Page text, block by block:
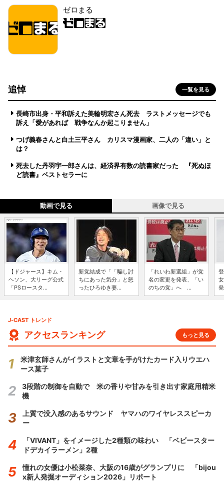
ゼロまる
追悼 一覧を見る
長崎市出身・平和訴えた美輪明宏さん死去 ラストメッセージでも
訴え「愛があれば 戦争なんか起こりません」
つげ義春さんと白土三平さん カリスマ漫画家、二人の「違い」と
は？
死去した丹羽宇一郎さんは、経済界有数の読書家だった 『死ぬほ
ど読書』ベストセラーに
動画で見る 画像で見る
【ドジャース】キム・
ヘソン、大リーグ公式
「PSロースタ...
新党結成で「「騙し討
ちにあった気分」と怒
ったひろゆき妻...
「れいわ新選組」が党
名の変更を発表、「い
のちの党」へ ...
J-CAST トレンド
アクセスランキング もっと見る
米津玄師さんがイラストと文章を手がけたカード入りウエハ
ース菓子
3段階の制御を自動で 米の香りや甘みを引き出す家庭用精米
機
上質で没入感のあるサウンド ヤマハのワイヤレススピーカ
ー
「VIVANT」をイメージした2種類の味わい 「ベビースター
ドデカイラーメン」2種
憧れの女優は小松菜奈、大阪の16歳がグランプリに 「bijou
x新人発掘オーディション2026」リポート